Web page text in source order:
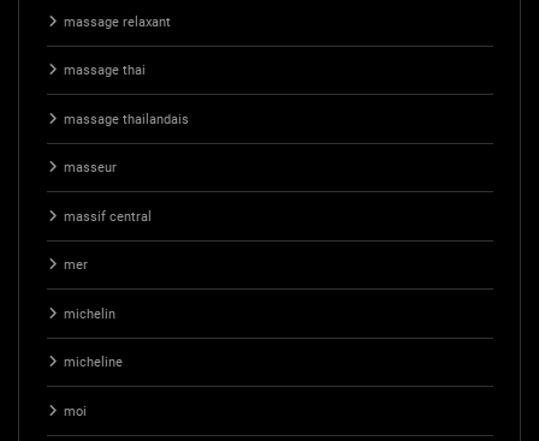
massage relaxant
massage thai
massage thailandais
masseur
massif central
mer
michelin
micheline
moi